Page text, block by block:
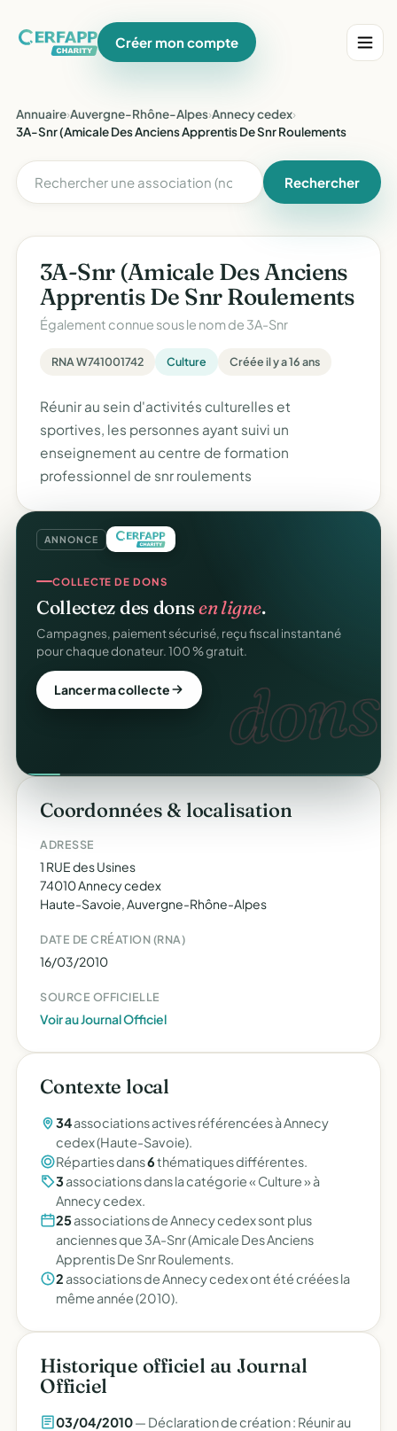
Créer mon compte
Annuaire›Auvergne-Rhône-Alpes›Annecy cedex›
3A-Snr (Amicale Des Anciens Apprentis De Snr Roulements
Rechercher
3A-Snr (Amicale Des Anciens
Apprentis De Snr Roulements
Également connue sous le nom de 3A-Snr
RNA W741001742 Culture Créée il y a 16 ans
Réunir au sein d'activités culturelles et
sportives, les personnes ayant suivi un
enseignement au centre de formation
professionnel de snr roulements
ANNONCE
dons.
COLLECTE DE DONS
Collectez des donsen ligne.
Campagnes, paiement sécurisé, reçu fiscal instantané
pour chaque donateur. 100 % gratuit.
Lancer ma collecte
Coordonnées & localisation
ADRESSE
1 RUE des Usines
74010 Annecy cedex
Haute-Savoie, Auvergne-Rhône-Alpes
DATE DE CRÉATION (RNA)
16/03/2010
SOURCE OFFICIELLE
Voir au Journal Officiel
Contexte local
34associations actives référencées à Annecy
cedex (Haute-Savoie).
Réparties dans6thématiques différentes.
3associations dans la catégorie « Culture » à
Annecy cedex.
25associations de Annecy cedex sont plus
anciennes que 3A-Snr (Amicale Des Anciens
Apprentis De Snr Roulements.
2 associations de Annecy cedex ont été créées la
même année (2010).
Historique officiel au Journal
Officiel
03/04/2010— Déclaration de création : Réunir au